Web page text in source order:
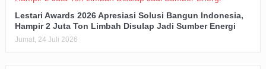
Lestari Awards 2026 Apresiasi Solusi Bangun Indonesia,
Hampir 2 Juta Ton Limbah Disulap Jadi Sumber Energi
Jumat, 24 Juli 2026